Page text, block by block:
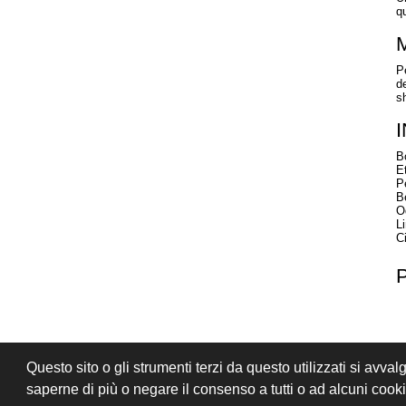
Questo sito o gli strumenti terzi da questo utilizzati si
saperne di più o negare il consenso a tutti o ad alcuni
PRIVACY CONDIZIONI DI VENDITA